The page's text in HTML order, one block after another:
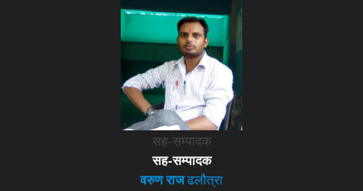
सह-सम्पादक
सह-सम्पादक
वरुण राजढलौत्रा